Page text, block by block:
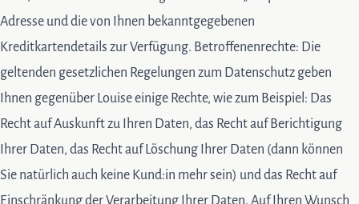
Adresse und die von Ihnen bekanntgegebenen
Kreditkartendetails zur Verfügung. Betroffenenrechte: Die
geltenden gesetzlichen Regelungen zum Datenschutz geben
Ihnen gegenüber Louise einige Rechte, wie zum Beispiel: Das
Recht auf Auskunft zu Ihren Daten, das Recht auf Berichtigung
Ihrer Daten, das Recht auf Löschung Ihrer Daten (dann können
Sie natürlich auch keine Kund:in mehr sein) und das Recht auf
Einschränkung der Verarbeitung Ihrer Daten. Auf Ihren Wunsch